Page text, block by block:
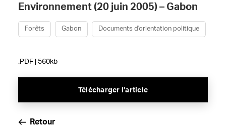
Environnement (20 juin 2005) – Gabon
Forêts Gabon Documents d'orientation politique
.PDF | 560kb
Télécharger l’article
Retour